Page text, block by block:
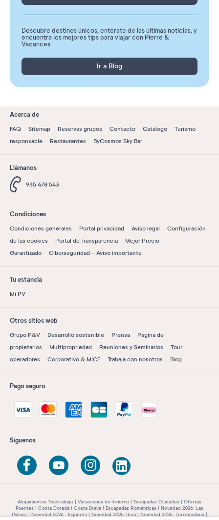
Descubre destinos únicos, entérate de las últimas noticias, y
encuentra los mejores tips para viajar con Pierre &
Vacances
Ir a Blog
Acerca de
FAQ Sitemap Reservas grupos Contacto Catálogo
Turismo
responsable
Restaurantes ByCosmos Sky Bar
Llámanos
935 478 543
Condiciones
Condiciones generales Portal privacidad Aviso legal
Configuración
de las cookies
Portal de Transparencia
Mejor Precio
Garantizado
Ciberseguridad – Aviso importante
Tu estancia
Mi PV
Otros sitios web
Grupo P&V Desarrollo sostenible Prensa
Página de
propietarios
Multipropriedad Reuniones y Seminarios
Tour
operadores
Corporativo & MICE Trabaja con nosotros Blog
Pago seguro
Síguenos
Alojamientos Teletrabajo Vacaciones de Invierno Escapadas Ciudades
Ofertas
Puentes
Costa Dorada Costa Brava Escapadas Románticas
Novedad 2026: Las
Palmas
Novedad 2026 : Figueres Novedad 2026: Ibiza
Novedad 2026: Torremolinos